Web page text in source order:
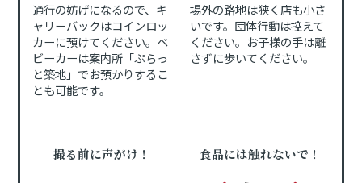
通行の妨げになるので、キ
ャリーバックはコインロッ
カーに預けてください。ベ
ビーカーは案内所「ぷらっ
と築地」でお預かりするこ
とも可能です。
場外の路地は狭く店も小さ
いです。団体行動は控えて
ください。お子様の手は離
さずに歩いてください。
撮る前に声がけ！ 食品には触れないで！